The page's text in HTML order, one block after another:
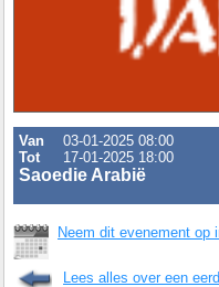
Van
03-01-2025 08:00
Tot
17-01-2025 18:00
Saoedie Arabië
Neem dit evenement op
Lees alles over een